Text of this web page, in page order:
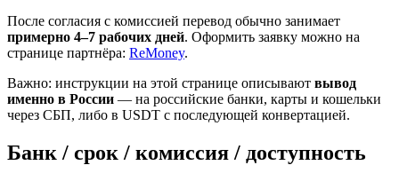
После согласия с комиссией перевод обычно занимает
примерно 4–7 рабочих дней. Оформить заявку можно на
странице партнёра: ReMoney.
Важно: инструкции на этой странице описывают вывод
именно в России — на российские банки, карты и кошельки
через СБП, либо в USDT с последующей конвертацией.
Банк / срок / комиссия / доступность